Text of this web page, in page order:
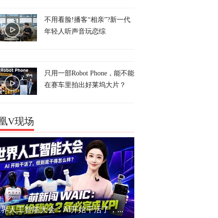
不用看脸!播客“相亲”?新一代
年轻人听声音玩恋综
只用一部Robot Phone，能不能
在赛车里拍出好莱坞大片？
V现场
世界人工智能大会：AI开始干活了，但到底干的怎么样？萌新闯WAIC